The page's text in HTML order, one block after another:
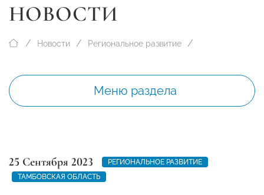
НОВОСТИ
Новости Региональное развитие
Меню раздела
25 Сентября 2023
РЕГИОНАЛЬНОЕ РАЗВИТИЕ
ТАМБОВСКАЯ ОБЛАСТЬ